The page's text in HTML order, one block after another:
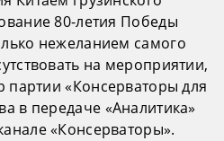
80-летия Победы
нежеланием самого
на мероприятии,
партии «Консерваторы для
в передаче «Аналитика»
«Консерваторы».